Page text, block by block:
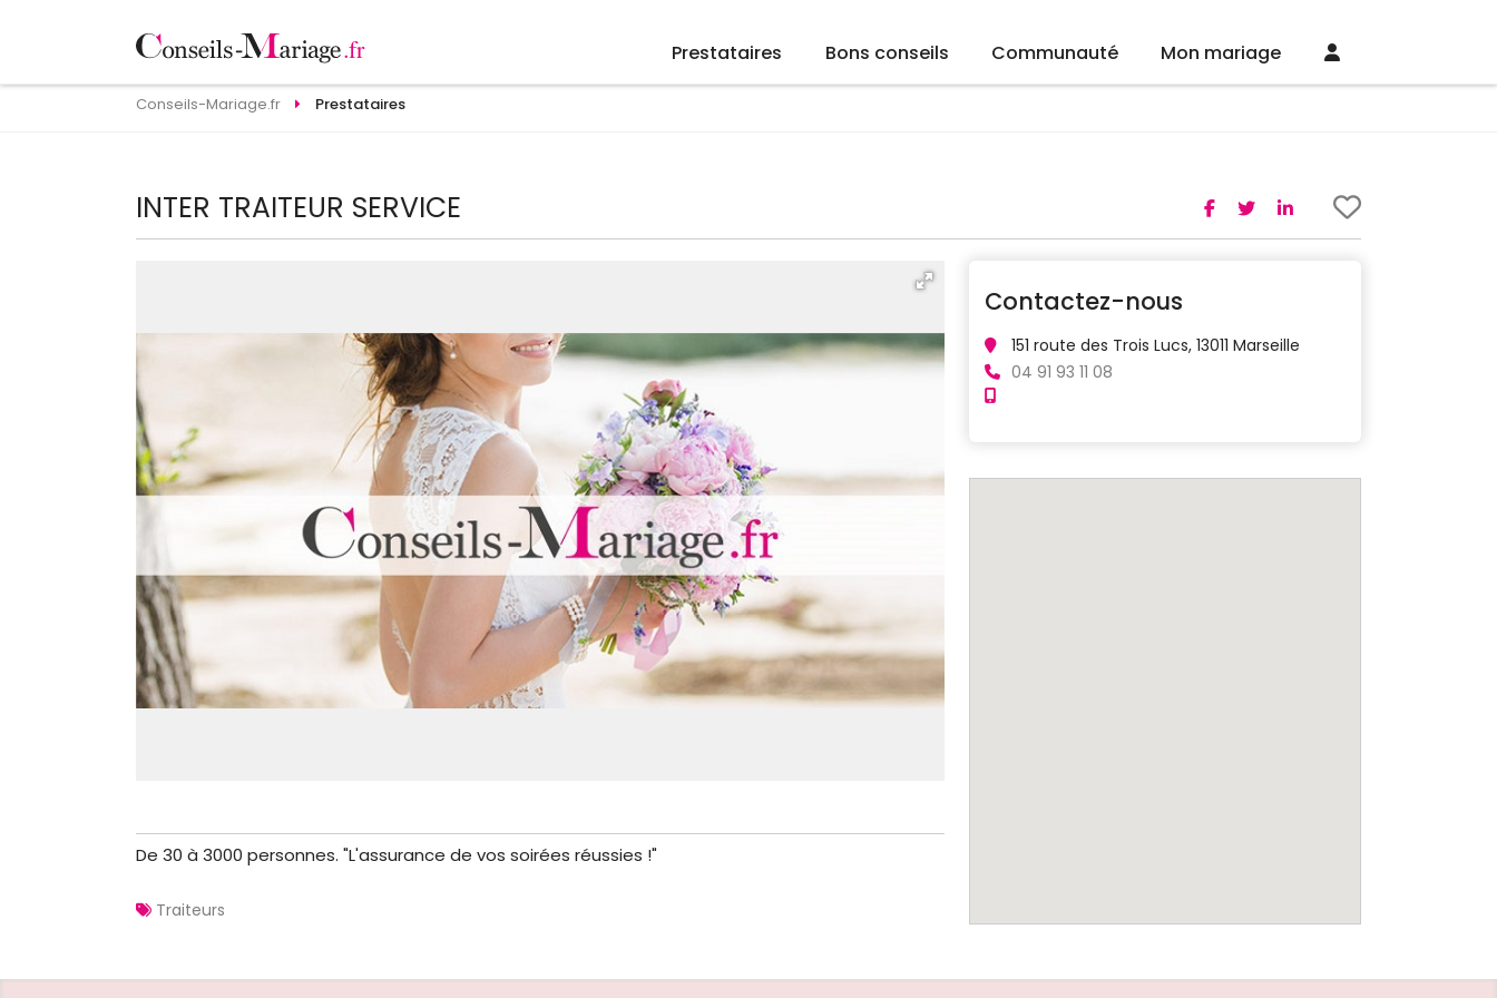
Prestataires Bons conseils Communauté Mon mariage
Conseils-Mariage.fr Prestataires
INTER TRAITEUR SERVICE
De 30 à 3000 personnes. "L'assurance de vos soirées réussies !"
Traiteurs
Contactez-nous
151 route des Trois Lucs, 13011 Marseille
04 91 93 11 08